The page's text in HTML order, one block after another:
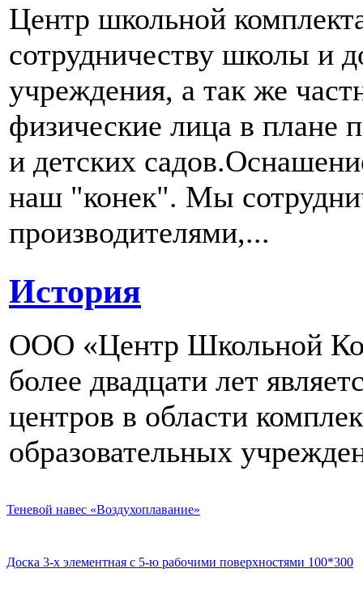
Центр школьной
сотрудничеству школы и
учреждения, а так же
физические лица в плане
и детских
наш "конек". Мы
производителями,...
История
ООО «Центр Школьной
более двадцати лет
центров в области
образовательных
Теневой навес «Воздухоплавание»
Доска 3-х элементная с 5-ю рабочими поверхностями 100*300